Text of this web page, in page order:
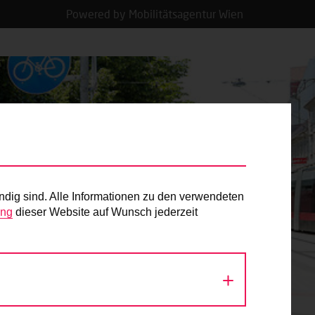
Powered by Mobilitätsagentur Wien
sind. Alle Informationen zu den verwendeten
dieser Website auf Wunsch jederzeit